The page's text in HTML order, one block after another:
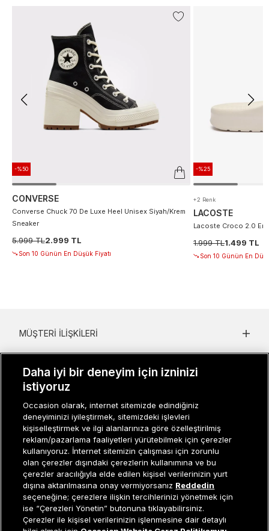
-%50
CONVERSE
Converse Chuck 70 De Luxe Heel Unisex Siyah/Krem
Sneaker
5.999 TL2.999 TL
Son 10 Günün En Düşük Fiyatı
-%25
+2 Renk
LACOSTE
Lacoste Croco 2.0
1.999 TL1.499 TL
Son 10 Günün En
Müşteri İlişkileri0 850 800 01 20
MÜŞTERI İLIŞKILERI
KADIN KATEGORILER
GRUP MARKALAR
ERKEK KATEGORILER
Occasion bir EREN PERAKENDE markasıdır. © Eren Holding
Daha iyi bir deneyim için izninizi
istiyoruz
Occasion olarak, internet sitemizde edindiğiniz
deneyiminizi iyileştirmek, sitemizdeki işlevleri
kişiselleştirmek ve ilgi alanlarınıza göre özelleştirilmiş
reklam/pazarlama faaliyetleri yürütebilmek için çerezler
kullanıyoruz. İnternet sitemizin çalışması için zorunlu
olan çerezler dışındaki çerezlerin kullanımına ve bu
çerezler aracılığıyla elde edilen kişisel verilerinizin yurt
dışına aktarılmasına onay vermiyorsanız Reddedin
seçeneğine; çerezlere ilişkin tercihlerinizi yönetmek için
ise “Çerezleri Yönetin” butonuna tıklayabilirsiniz.
Çerezler ile kişisel verilerinizin işlenmesine dair detaylı